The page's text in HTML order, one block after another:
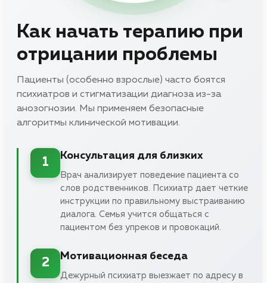
Как начать терапию при
отрицании проблемы
Пациенты (особенно взрослые) часто боятся
психиатров и стигматизации диагноза из-за
анозогнозии. Мы применяем безопасные
алгоритмы клинической мотивации.
1
Консультация для близких
Врач анализирует поведение пациента со
слов родственников. Психиатр дает четкие
инструкции по правильному выстраиванию
диалога. Семья учится общаться с
пациентом без упреков и провокаций.
2
Мотивационная беседа
Дежурный психиатр выезжает по адресу в